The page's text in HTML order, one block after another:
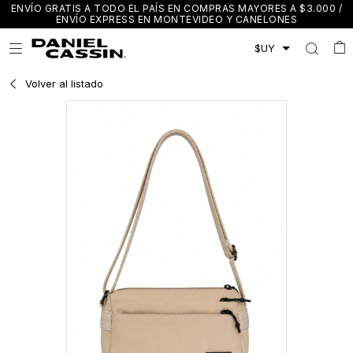
ENVÍO GRATIS A TODO EL PAÍS EN COMPRAS MAYORES A $3.000 /
ENVÍO EXPRESS EN MONTEVIDEO Y CANELONES

Volver al listado